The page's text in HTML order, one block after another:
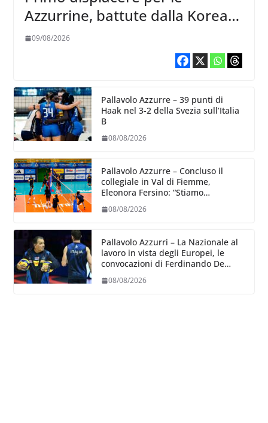
Azzurrine, battute dalla Korea
3-1
09/08/2026
Pallavolo Azzurre – 39 punti di
Haak nel 3-2 della Svezia sull’Italia
B
08/08/2026
Pallavolo Azzurre – Concluso il
collegiale in Val di Fiemme,
Eleonora Fersino: “Stiamo
dove poter migliorare”.
08/08/2026
Pallavolo Azzurri – La Nazionale al
lavoro in vista degli Europei, le
convocazioni di Ferdinando De
08/08/2026